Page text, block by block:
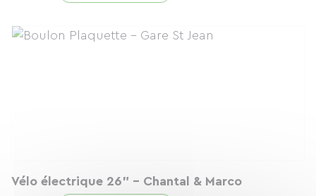
Vélo électrique 26" - Chantal & Marco